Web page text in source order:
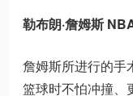
勒布朗·詹姆斯
詹姆斯所进行的手
篮球时不怕冲撞、